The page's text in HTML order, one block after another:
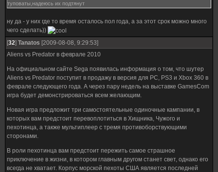
туповаты,надеюсь их подтянут
ну да - у них где то время осталось пол года, а за этот срок можно много
чего сделать))
[32] Tanatos [2009-08-08, 9:29:53]
Aliens vs Predator в феврале 2010
На официальном сайте Sega появилась информация о том, что шутер
Aliens vs Predator поступит в продажу в версия для РС, PS3 и Xbox 360 в
феврале следующего года. А через пару недель на выставке GamesCom
игра будет демонстрироваться всем желающим.
Новая игра предложит три самостоятельные одиночные кампании, в
которых вам предстоит перевоплотиться в Хищника, Чужого и
пехотинца, а также мультиплеер с тремя противоборствующими
сторонами.
В роли пехотинца вам предстоит пережить самое страшное
приключение в жизни, в котором главным другом станет свет, однако его
всегда не хватает. Корпус морской пехоты США является последней